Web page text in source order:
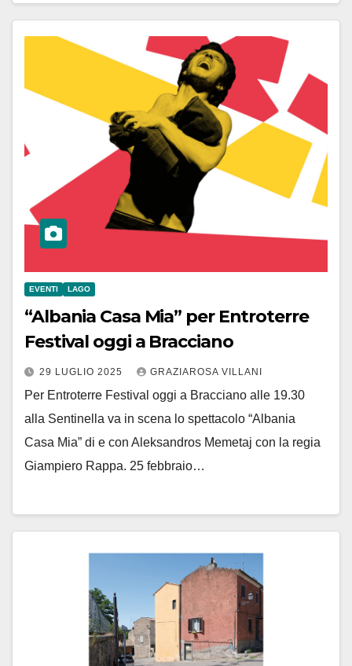
EVENTI LAGO
“Albania Casa Mia” per Entroterre
Festival oggi a Bracciano
29 LUGLIO 2025 GRAZIAROSA VILLANI
Per Entroterre Festival oggi a Bracciano alle 19.30
alla Sentinella va in scena lo spettacolo “Albania
Casa Mia” di e con Aleksandros Memetaj con la regia
Giampiero Rappa. 25 febbraio…